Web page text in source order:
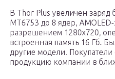
В Thor Plus увеличен заряд
МТ6753 до 8 ядер,
разрешением 1280х720,
встроенная память 16 Гб.
другие модели. Покупатели
продукцию компании в